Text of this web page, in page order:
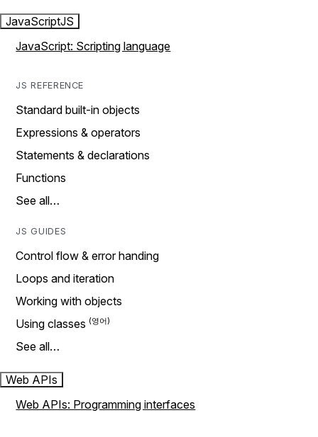
JavaScriptJS
JavaScript: Scripting language
JS REFERENCE
Standard built-in objects
Expressions & operators
Statements & declarations
Functions
See all…
JS GUIDES
Control flow & error handing
Loops and iteration
Working with objects
Using classes
See all…
Web APIs
Web APIs: Programming interfaces